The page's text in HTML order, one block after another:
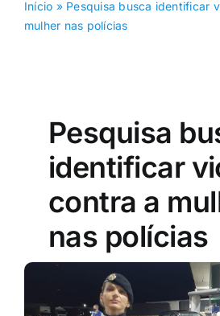
Início » Pesquisa busca identificar
mulher nas polícias
Pesquisa
identificar
contra a
nas polícias